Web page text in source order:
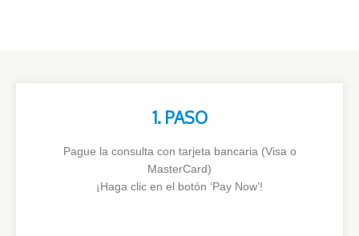
1. PASO
Pague la consulta con tarjeta bancaria (Visa o
MasterCard)
¡Haga clic en el botón ‘Pay Now’!